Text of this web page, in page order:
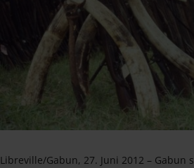
Libreville/Gabun, 27. Juni 2012 – Gabun